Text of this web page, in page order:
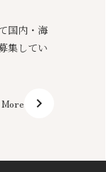
国内・海
集してい
keyboard_arrow_right